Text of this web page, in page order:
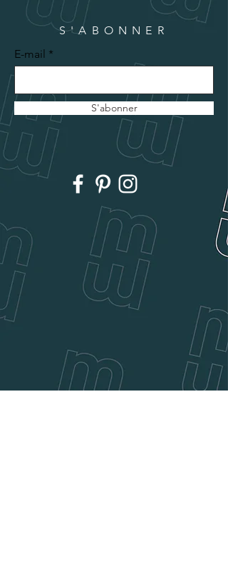
S'ABONNER
E-mail
S'abonner